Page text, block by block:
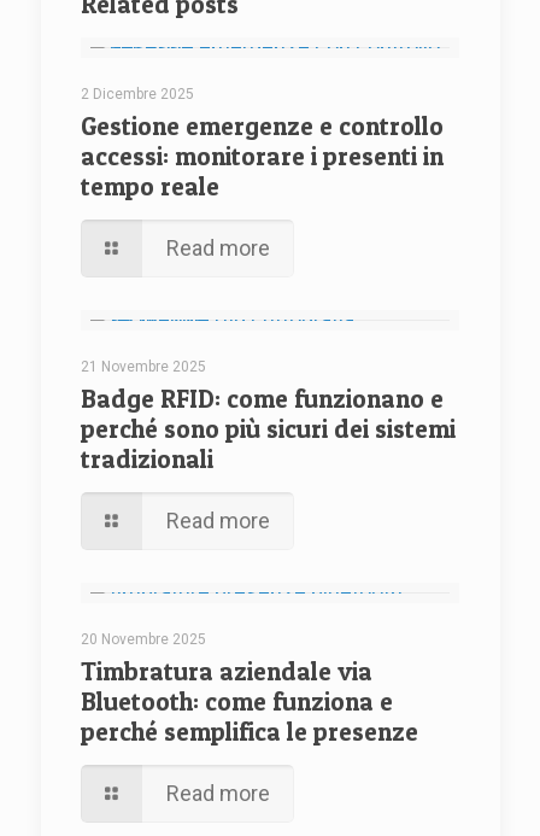
2 Dicembre 2025
Gestione emergenze e controllo
accessi: monitorare i presenti in
tempo reale
Read more
21 Novembre 2025
Badge RFID: come funzionano e
perché sono più sicuri dei sistemi
tradizionali
Read more
20 Novembre 2025
Timbratura aziendale via
Bluetooth: come funziona e
perché semplifica le presenze
Read more